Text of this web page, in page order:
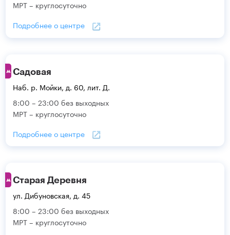
МРТ – круглосуточно
Подробнее о центре
Садовая
Наб. р. Мойки, д. 60, лит. Д.
8:00 – 23:00 без выходных
МРТ – круглосуточно
Подробнее о центре
Старая Деревня
ул. Дибуновская, д. 45
8:00 – 23:00 без выходных
МРТ – круглосуточно